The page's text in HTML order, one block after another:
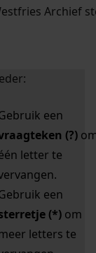
Archief
zoekopdracht te
een
(?)
letter te
een
(*) om
letters te